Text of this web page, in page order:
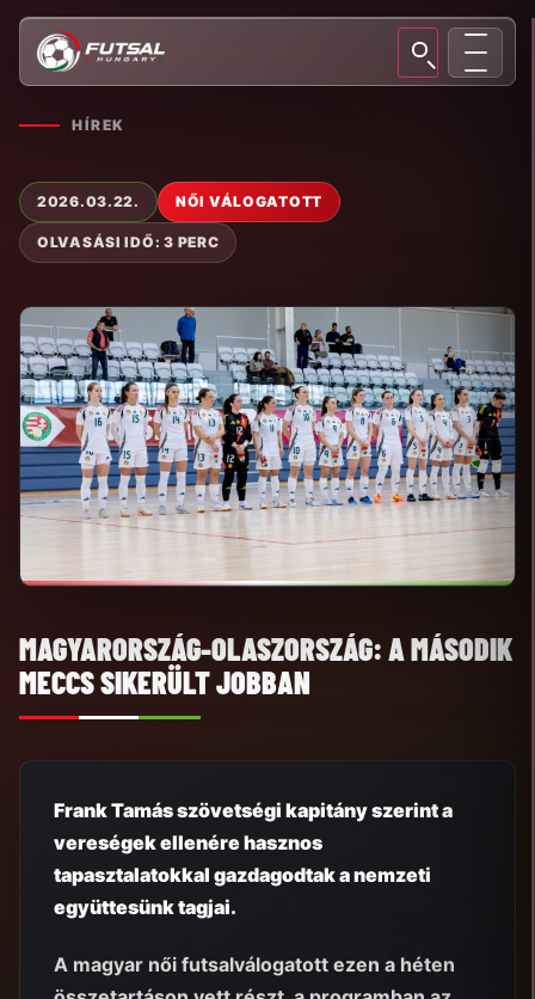
HÍREK
2026.03.22. NŐI VÁLOGATOTT
OLVASÁSI IDŐ: 3 PERC
MAGYARORSZÁG-OLASZORSZÁG: A MÁSODIK
MECCS SIKERÜLT JOBBAN
Frank Tamás szövetségi kapitány szerint a
vereségek ellenére hasznos
tapasztalatokkal gazdagodtak a nemzeti
együttesünk tagjai.
A magyar női futsalválogatott ezen a héten